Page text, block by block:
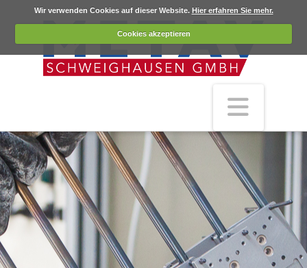
Wir verwenden Cookies auf dieser Website. Hier erfahren Sie mehr.
Cookies akzeptieren